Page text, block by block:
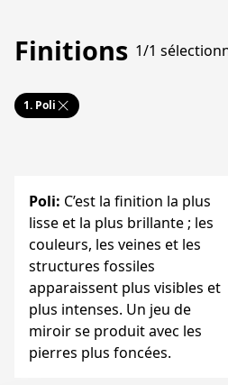
Finitions 1/1
1. Poli
Poli: C’est la finition la plus
lisse et la plus brillante ; les
couleurs, les veines et les
structures fossiles
apparaissent plus visibles et
plus intenses. Un jeu de
miroir se produit avec les
pierres plus foncées.